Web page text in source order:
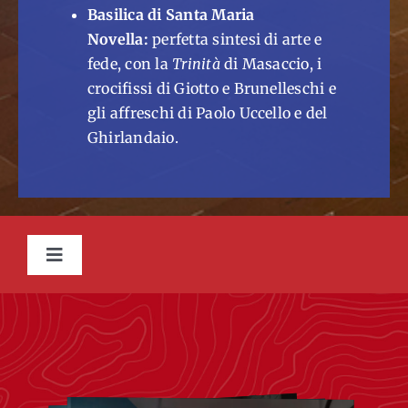
Basilica di Santa Maria
Novella: perfetta sintesi di arte e
fede, con la Trinitàdi Masaccio, i
crocifissi di Giotto e Brunelleschi e
gli affreschi di Paolo Uccello e del
Ghirlandaio.
Toggle
INTRODUZIONE
GALLERY